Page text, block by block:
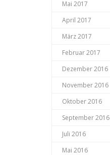
Mai 2017
April 2017
März 2017
Februar 2017
Dezember 2016
November 2016
Oktober 2016
September 2016
Juli 2016
Mai 2016